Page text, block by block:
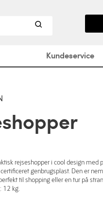
Kundeservice
rejseshopper i cool design med
genbrugsplast. Den er
til shopping eller en tur på
12 kg.